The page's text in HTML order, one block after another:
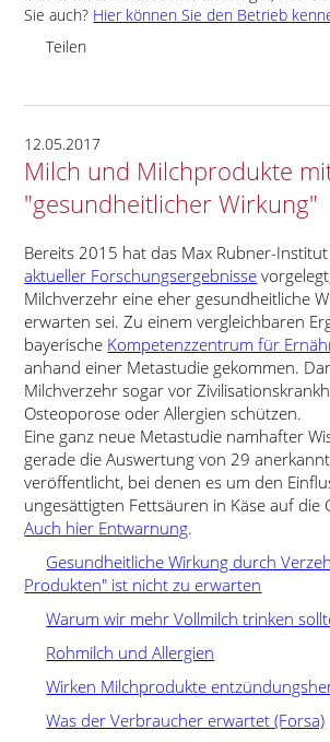
Sie auch? Hier können Sie den Betrieb
Teilen
12.05.2017
Milch und Milchprodukte
"gesundheitlicher Wirkung"
Bereits 2015 hat das Max Rubner-
aktueller Forschungsergebnisse
Milchverzehr eine eher gesundheitliche
erwarten sei. Zu einem vergleichbaren
bayerische Kompetenzzentrum für
anhand einer Metastudie gekommen.
Milchverzehr sogar vor
Osteoporose oder Allergien schützen.
Eine ganz neue Metastudie namhafter
gerade die Auswertung von 29
veröffentlicht, bei denen es um den
ungesättigten Fettsäuren in Käse auf die
Auch hier Entwarnung.
Gesundheitliche Wirkung durch
Produkten" ist nicht zu erwarten
Warum wir mehr Vollmilch trinken
Rohmilch und Allergien
Wirken Milchprodukte
Was der Verbraucher erwartet (Forsa)